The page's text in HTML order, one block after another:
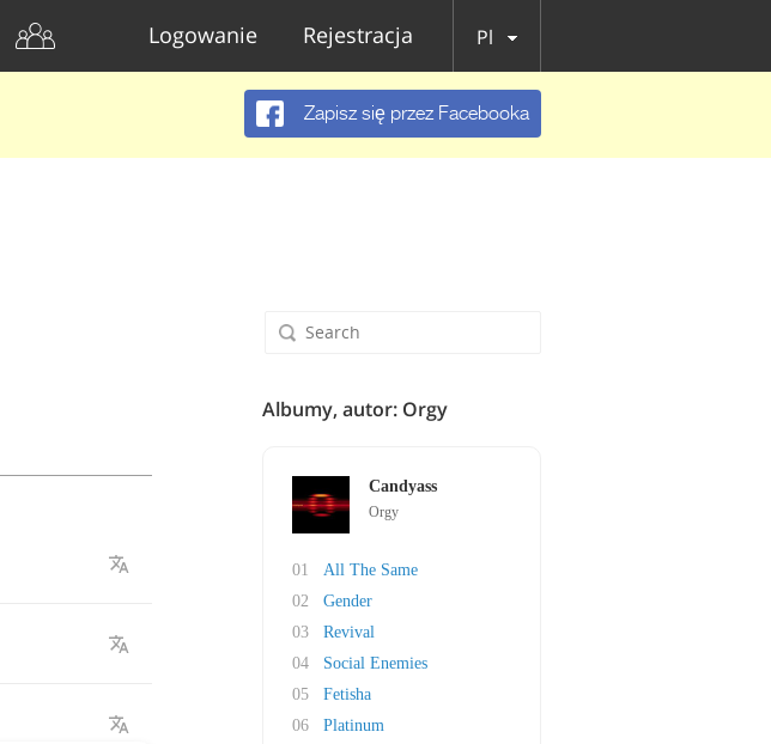
Logowanie Rejestracja Pl
Zapisz się przez Facebooka
Albumy, autor: Orgy
Candyass
Orgy
01
All The Same
02
Gender
03
Revival
04
Social Enemies
05
Fetisha
06
Platinum